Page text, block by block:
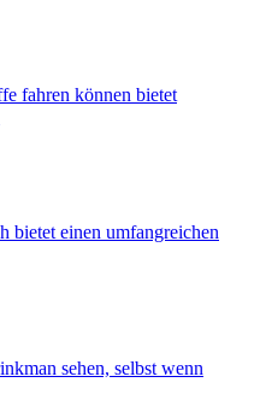
fahren können bietet
bietet einen umfangreichen
sehen, selbst wenn